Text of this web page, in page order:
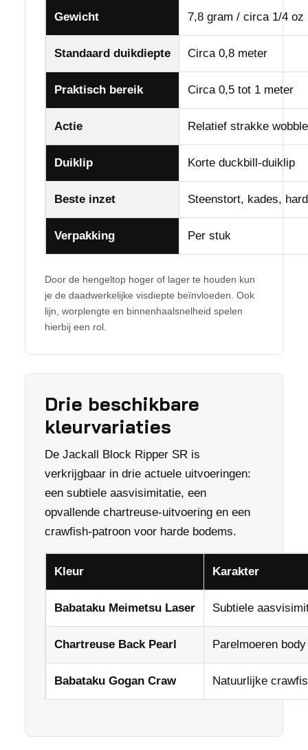
Gewicht 7,8 gram / circa 1/4 oz
Standaard duikdiepte Circa 0,8 meter
Praktisch bereik Circa 0,5 tot 1 meter
Actie Relatief strakke
Duiklip Korte duckbill-duiklip
Beste inzet Steenstort, kades,
Verpakking Per stuk
Door de hengeltop hoger of lager te houden kun
je de daadwerkelijke visdiepte beïnvloeden. Ook
lijn, worplengte en binnenhaalsnelheid spelen
hierbij een rol.
Drie beschikbare
kleurvariaties
De Jackall Block Ripper SR is
verkrijgbaar in drie actuele uitvoeringen:
een subtiele aasvisimitatie, een
opvallende chartreuse-uitvoering en een
crawfish-patroon voor harde bodems.
Kleur Karakter
Babataku Meimetsu Laser Subtiele
Chartreuse Back Pearl Parelmoeren
Babataku Gogan Craw Natuurlijke